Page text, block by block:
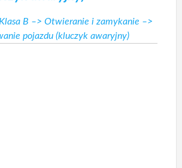
B –> Otwieranie i zamykanie –>
pojazdu (kluczyk awaryjny)